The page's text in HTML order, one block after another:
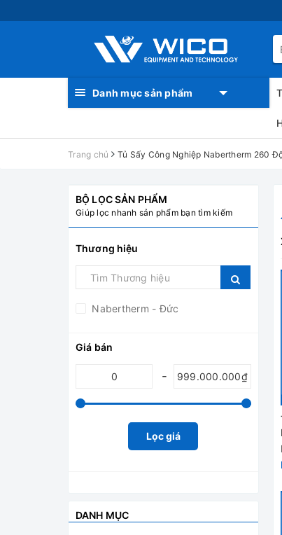
Danh mục sản phẩm
Trang chủ Tủ Sấy Công Nghiệp Nabertherm 260
BỘ LỌC SẢN PHẨM
Giúp lọc nhanh sản phẩm bạn tìm kiếm
Thương hiệu
Nabertherm - Đức
Giá bán
Lọc giá
DANH MỤC